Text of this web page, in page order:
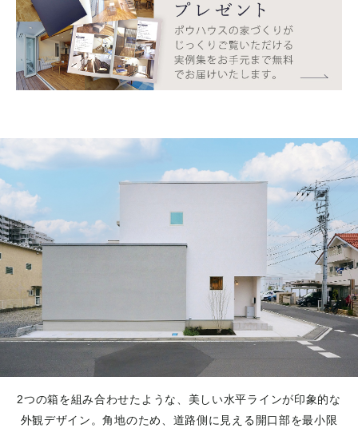
2つの箱を組み合わせたような、美しい水平ラインが印象的な
外観デザイン。角地のため、道路側に見える開口部を最小限